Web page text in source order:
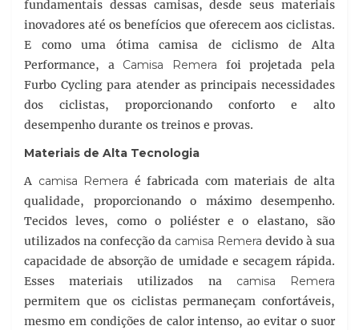
fundamentais dessas camisas, desde seus materiais
inovadores até os benefícios que oferecem aos ciclistas.
E como uma ótima camisa de ciclismo de Alta
Performance, a Camisa Remera foi projetada pela
Furbo Cycling para atender as principais necessidades
dos ciclistas, proporcionando conforto e alto
desempenho durante os treinos e provas.
Materiais de Alta Tecnologia
A camisa Remera é fabricada com materiais de alta
qualidade, proporcionando o máximo desempenho.
Tecidos leves, como o poliéster e o elastano, são
utilizados na confecção da camisa Remera devido à sua
capacidade de absorção de umidade e secagem rápida.
Esses materiais utilizados na camisa Remera
permitem que os ciclistas permaneçam confortáveis,
mesmo em condições de calor intenso, ao evitar o suor